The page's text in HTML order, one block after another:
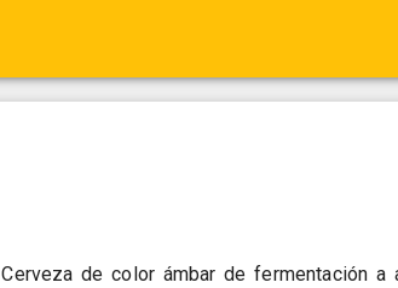
Cerveza de color ámbar de fermentación a